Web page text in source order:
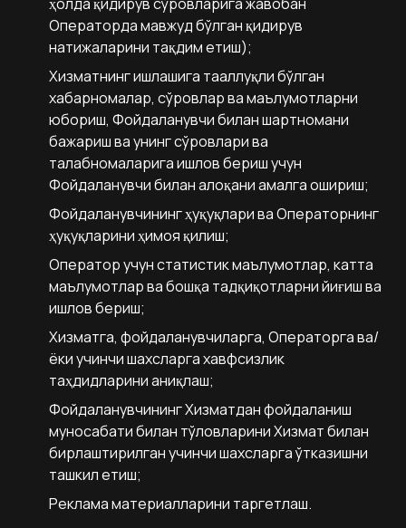
Операторда мавжуд бўлган қидирув
натижаларини тақдим етиш);
Хизматнинг ишлашига тааллуқли бўлган
хабарномалар, сўровлар ва маълумотларни
юбориш, Фойдаланувчи билан шартномани
бажариш ва унинг сўровлари ва
талабномаларига ишлов бериш учун
Фойдаланувчи билан алоқани амалга ошириш;
Фойдаланувчининг ҳуқуқлари ва Операторнинг
ҳуқуқларини ҳимоя қилиш;
Оператор учун статистик маълумотлар, катта
маълумотлар ва бошқа тадқиқотларни йиғиш ва
ишлов бериш;
Хизматга, фойдаланувчиларга, Операторга ва/
ёки учинчи шахсларга хавфсизлик
таҳдидларини аниқлаш;
Фойдаланувчининг Хизматдан фойдаланиш
муносабати билан тўловларини Хизмат билан
бирлаштирилган учинчи шахсларга ўтказишни
ташкил етиш;
Реклама материалларини таргетлаш.